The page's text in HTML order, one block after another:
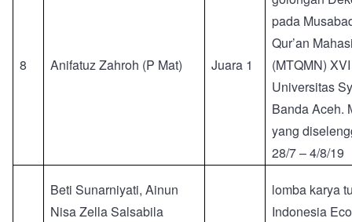
8 Anifatuz Zahroh (P Mat) Juara 1
pada
Qur’an
(MTQMN)
Universitas
Banda Aceh.
yang
28/7 – 4/8/19
Beti Sunarniyati, Ainun
Nisa Zella Salsabila
lomba karya
Indonesia